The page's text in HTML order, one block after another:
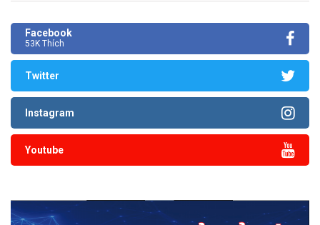
Facebook
53K Thích
Twitter
Instagram
Youtube